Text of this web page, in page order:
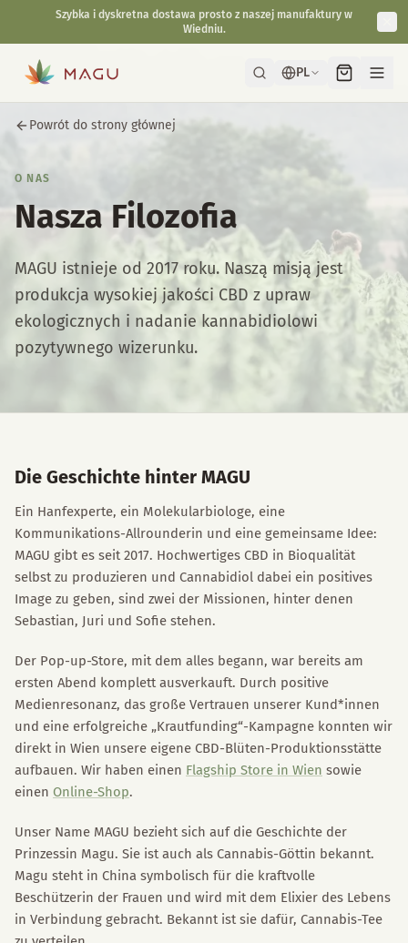
PL
Powrót do strony głównej
O NAS
Nasza Filozofia
MAGU istnieje od 2017 roku. Naszą misją jest
produkcja wysokiej jakości CBD z upraw
ekologicznych i nadanie kannabidiolowi
pozytywnego wizerunku.
Die Geschichte hinter MAGU
Ein Hanfexperte, ein Molekularbiologe, eine
Kommunikations-Allrounderin und eine gemeinsame Idee:
MAGU gibt es seit 2017. Hochwertiges CBD in Bioqualität
selbst zu produzieren und Cannabidiol dabei ein positives
Image zu geben, sind zwei der Missionen, hinter denen
Sebastian, Juri und Sofie stehen.
Der Pop-up-Store, mit dem alles begann, war bereits am
ersten Abend komplett ausverkauft. Durch positive
Medienresonanz, das große Vertrauen unserer Kund*innen
und eine erfolgreiche „Krautfunding“-Kampagne konnten wir
direkt in Wien unsere eigene CBD-Blüten-Produktionsstätte
aufbauen. Wir haben einen Flagship Store in Wien sowie
einen Online-Shop.
Unser Name MAGU bezieht sich auf die Geschichte der
Prinzessin Magu. Sie ist auch als Cannabis-Göttin bekannt.
Magu steht in China symbolisch für die kraftvolle
Beschützerin der Frauen und wird mit dem Elixier des Lebens
in Verbindung gebracht. Bekannt ist sie dafür, Cannabis-Tee
Szybka i dyskretna dostawa prosto z naszej manufaktury w
Wiedniu.